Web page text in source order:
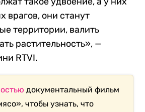
врагов, они станут
территории, валить
растительность», —
RTVI.
документальный фильм
чтобы узнать, что